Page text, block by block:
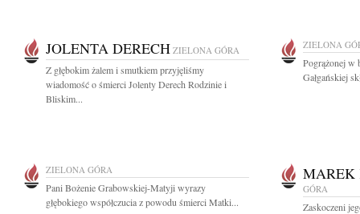
JOLENTA DERECH ZIELONA GÓRA
Z głębokim żalem i smutkiem przyjęliśmy
wiadomość o śmierci Jolenty Derech Rodzinie i
Bliskim...
ZIELONA
Pogrążonej w
Gałgańskiej
ZIELONA GÓRA
Pani Bożenie Grabowskiej-Matyji wyrazy
głębokiego współczucia z powodu śmierci Matki...
MAREK
GÓRA
Zaskoczeni